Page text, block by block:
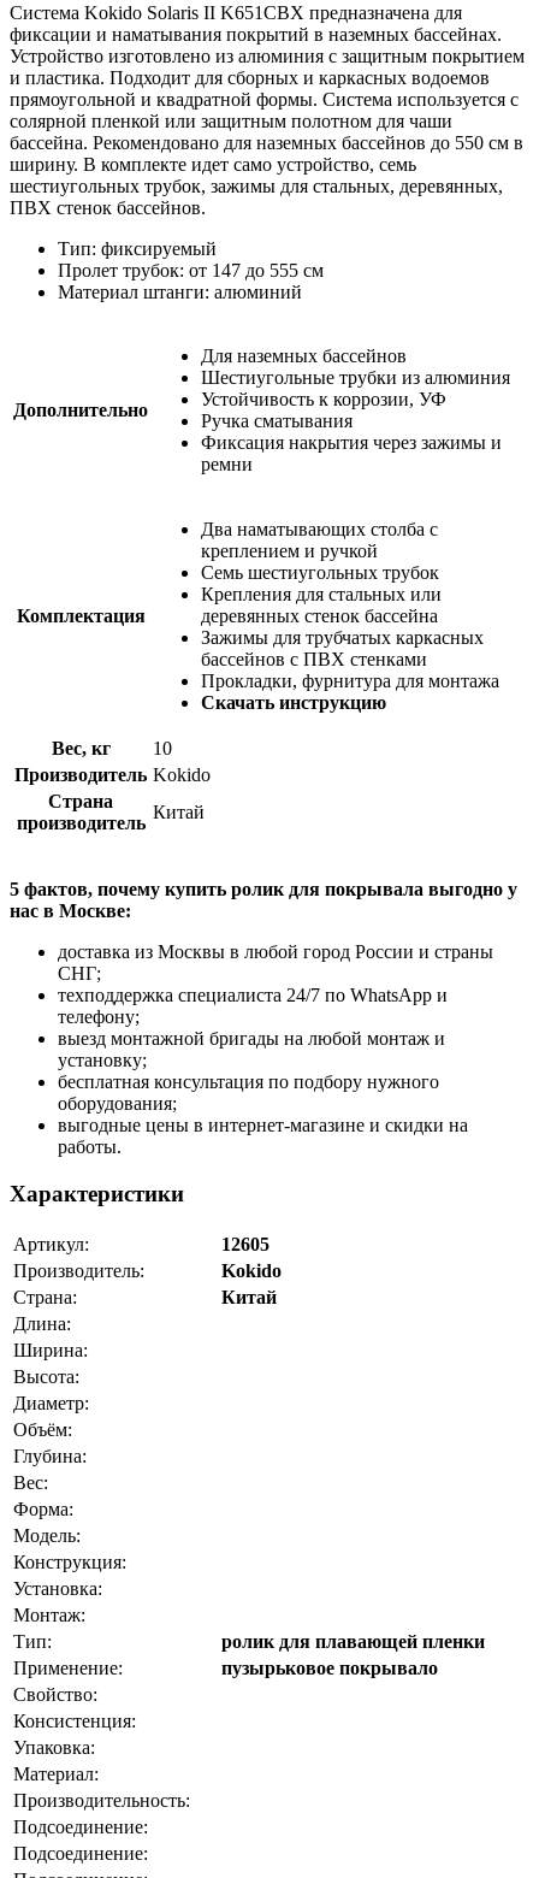
Система Kokido Solaris II K651CBX предназначена для
фиксации и наматывания покрытий в наземных бассейнах.
Устройство изготовлено из алюминия с защитным покрытием
и пластика. Подходит для сборных и каркасных водоемов
прямоугольной и квадратной формы. Система используется с
солярной пленкой или защитным полотном для чаши
бассейна. Рекомендовано для наземных бассейнов до 550 см в
ширину. В комплекте идет само устройство, семь
шестиугольных трубок, зажимы для стальных, деревянных,
ПВХ стенок бассейнов.
Тип: фиксируемый
Пролет трубок: от 147 до 555 см
Материал штанги: алюминий
Дополнительно
Для наземных бассейнов
Шестиугольные трубки из алюминия
Устойчивость к коррозии, УФ
Ручка сматывания
Фиксация накрытия через зажимы и
ремни
Комплектация
Два наматывающих столба с
креплением и ручкой
Семь шестиугольных трубок
Крепления для стальных или
деревянных стенок бассейна
Зажимы для трубчатых каркасных
бассейнов с ПВХ стенками
Прокладки, фурнитура для монтажа
Скачать инструкцию
Вес, кг
10
Производитель Kokido
Страна
производитель
Китай
5 фактов, почему купить ролик для покрывала выгодно у
нас в Москве:
доставка из Москвы в любой город России и страны
СНГ;
техподдержка специалиста 24/7 по WhatsApp и
телефону;
выезд монтажной бригады на любой монтаж и
установку;
бесплатная консультация по подбору нужного
оборудования;
выгодные цены в интернет-магазине и скидки на
работы.
Характеристики
Артикул:
12605
Производитель:
Kokido
Страна:
Китай
Длина:
Ширина:
Высота:
Диаметр:
Объём:
Глубина:
Вес:
Форма:
Модель:
Конструкция:
Установка:
Монтаж:
Тип:
ролик для плавающей пленки
Применение:
пузырьковое покрывало
Свойство:
Консистенция:
Упаковка:
Материал:
Производительность:
Подсоединение:
Подсоединение: